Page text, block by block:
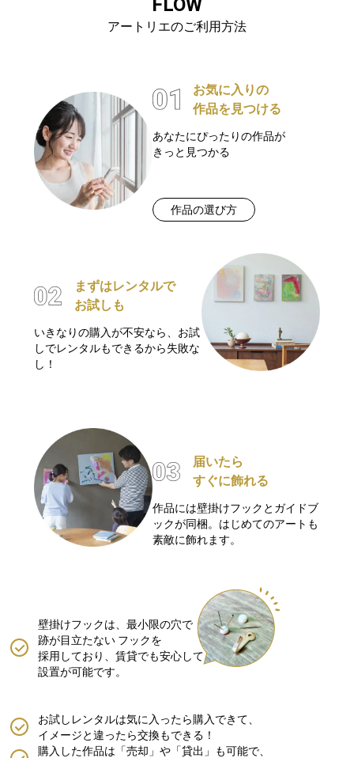
FLOW
アートリエのご利用方法
お気に入りの
作品を見つける
あなたにぴったりの作品が
きっと見つかる
作品の選び方
まずはレンタルで
お試しも
いきなりの購入が不安なら、お試
しでレンタルもできるから失敗な
し！
届いたら
すぐに飾れる
作品には壁掛けフックとガイドブ
ックが同梱。はじめてのアートも
素敵に飾れます。
壁掛けフックは、最小限の穴で
跡が目立たない フックを
採用しており、賃貸でも安心して
設置が可能です。
購入した作品は「売却」や「貸出」も可能で、
お試しレンタルは気に入ったら購入できて、
イメージと違ったら交換もできる！